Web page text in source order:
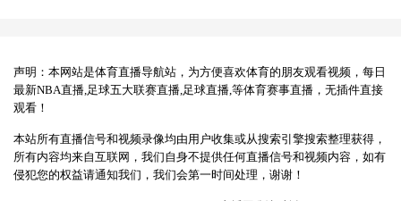
声明：本网站是体育直播导航站，为方便喜欢体育的朋友观看视频，每日
最新NBA直播,足球五大联赛直播,足球直播,等体育赛事直播，无插件直接
观看！
本站所有直播信号和视频录像均由用户收集或从搜索引擎搜索整理获得，
所有内容均来自互联网，我们自身不提供任何直播信号和视频内容，如有
侵犯您的权益请通知我们，我们会第一时间处理，谢谢！